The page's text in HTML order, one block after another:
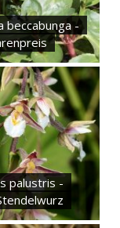
beccabunga -
palustris -